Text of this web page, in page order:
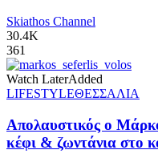
Skiathos Channel
30.4K
361
Watch LaterAdded
LIFESTYLEΘΕΣΣΑΛΙΑ
Απολαυστικός ο
κέφι & ζωντάνια στο